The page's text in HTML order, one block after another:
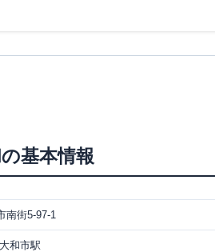
の基本情報
南街5-97-1
和市駅